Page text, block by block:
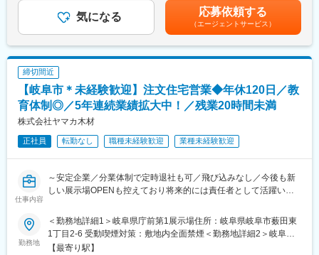
・岐阜で創業73年の『老舗×ベンチャー』ハウスメーカー。成長
率も毎年高い成長率を保ちながら成長しております。とある住宅
業界誌で成長率2年連続No1も獲得！
・木材店として創業した背景を活かし、「木の良さ」を伝える本
格派ハウスメーカーとして、大量生産ではないオリジナル住宅を
手掛けています。
・2021年に愛知県に進出やホールディングス会社の設立、2024年
1月には三重県への進出を達成！経営者の育成や新規事業の開拓、
M&Aを進めております。
■業務の特徴：
・マーケティングに力を入れており、集客についても展示場、
飛び込み営業がなくても案件獲得ができる仕組みとなっておりま
す。
・ペアで営業活動を行います。後輩へのフォローなども評価対象
となっておりますので、若手スタッフの育成・助言・指導から、
部署の目標達成に向けて様々な施策の立案・実行をお任せしま
す。
・日中に集中的にアポイントを取ることで定時にはスムーズに帰
■当社製品：
・当社は無垢材をふんだんに使った注文住宅をお手ごろな価格で
質に定評があり、営業としても強みを持って営業ができます。
・年間の平均実績は６棟ほど。10棟売ることができればエース級
です。新卒社員も入社1年目時点でご契約をいただいており、若
与：年2回（6月、12月 計3.00ヶ月分または50万～100万円）■昇
給：年1回（4月）■モデル年収20代後半（飲食店経験者）…年収
500万円32歳（パチンコ店勤務）…年収700万円■各種手当：住宅
手当（月２万円）・昼食手当（月3,500円）・資格手当・役職手当
など賃金はあくまでも目安の金額であり、選考を通じて上下する
可能性があります。月給(月額)は固定手当を含めた表記です。
気になる 応募依頼する
（エージェントサービス）
締切間近
【岐阜市＊未経験歓迎】注文住宅営業◆年休120日／教
育体制◎／5年連続業績拡大中！／残業20時間未満
株式会社ヤマカ木材
正社員 転勤なし 職種未経験歓迎 業種未経験歓迎
仕事内容
～安定企業／分業体制で定時退社も可／飛び込みなし／今後も新
しい展示場OPENも控えており将来的には責任者として活躍いた
■仕事内容：
予約制の展示場にご来社いただいた既に同社の「魅力ある住宅」
勤務地
＜勤務地詳細1＞岐阜県庁前第1展示場住所：岐阜県岐阜市薮田東
1丁目2-6 受動喫煙対策：敷地内全面禁煙＜勤務地詳細2＞岐阜県
庁前第2展示場住所：岐阜県岐阜市薮田東1丁目3-20 受動喫煙対
【最寄り駅】